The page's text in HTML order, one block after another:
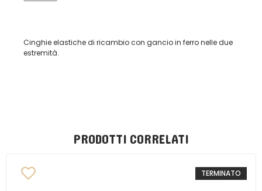
Cinghie elastiche di ricambio con gancio in ferro nelle due
estremità.
PRODOTTI CORRELATI
TERMINATO